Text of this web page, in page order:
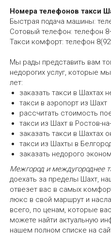
Номера телефонов такси
Быстрая подача машины:
Сотовый телефон: телефон
Такси комфорт: телефон
Мы рады представить вам
недорогих услуг, которые
лет:
заказать такси в Шахтах
такси в аэропорт из Шахт
рассчитать стоимость
такси из Шахт в Ростов-
заказать такси в Шахтах
такси из Шахты в
заказать недорого
Межгород и междугороднее
доехать за пределы Шахт,
отвезет вас в самых
люкс в свой маршрут и
всего, по ценам, которые
можете найти актуальную
нашем полном списке на